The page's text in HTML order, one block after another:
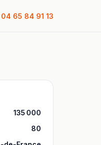
04 65 84 91 13
135 000
80